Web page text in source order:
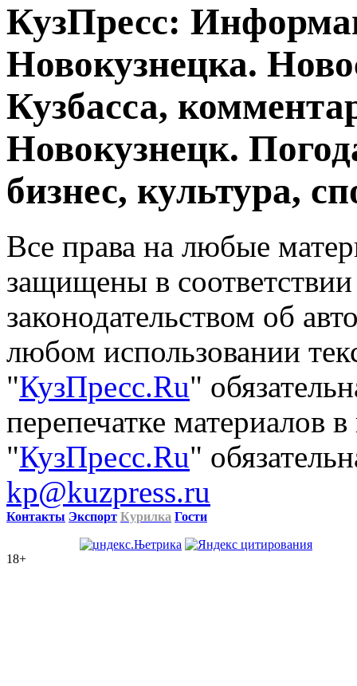
КузПресс:
Новокузнецка.
Кузбасса,
Новокузнецк.
бизнес, культура,
Все права на любые
защищены в
законодательством об
любом использовании
"КузПресс.Ru"
перепечатке материалов
"КузПресс.Ru"
kp@kuzpress.ru
Контакты Экспорт Курилка Гости
18+